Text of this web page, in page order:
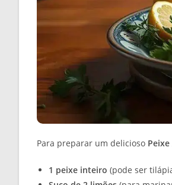
Para preparar um delicioso
1 peixe inteiro (pode ser